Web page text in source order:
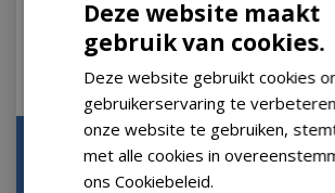
Wegwerpkom
aluminium sp6
groot
Deze website maakt
gebruik van cookies.
Deze website gebruikt cookies
gebruikerservaring te
onze website te gebruiken,
met alle cookies in
ons Cookiebeleid.